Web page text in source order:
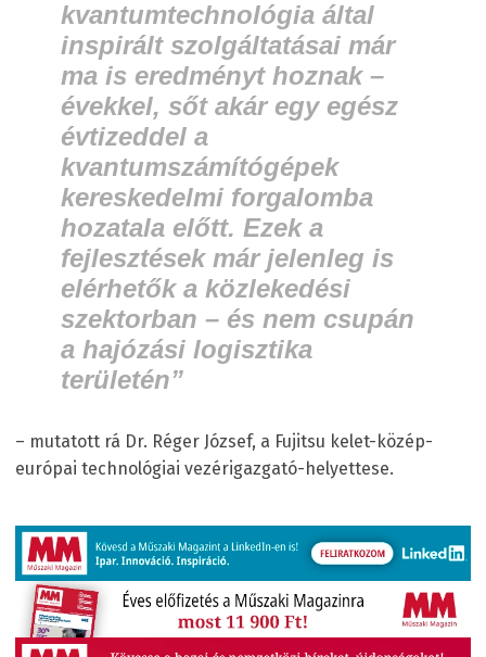
kvantumtechnológia által
inspirált szolgáltatásai már
ma is eredményt hoznak –
évekkel, sőt akár egy egész
évtizeddel a
kvantumszámítógépek
kereskedelmi forgalomba
hozatala előtt. Ezek a
fejlesztések már jelenleg is
elérhetők a közlekedési
szektorban – és nem csupán
a hajózási logisztika
területén”
– mutatott rá Dr. Réger József, a Fujitsu kelet-közép-
európai technológiai vezérigazgató-helyettese.